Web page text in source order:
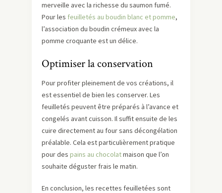
merveille avec la richesse du saumon fumé.
Pour les feuilletés au boudin blanc et pomme,
l’association du boudin crémeux avec la
pomme croquante est un délice.
Optimiser la conservation
Pour profiter pleinement de vos créations, il
est essentiel de bien les conserver. Les
feuilletés peuvent être préparés à l’avance et
congelés avant cuisson. Il suffit ensuite de les
cuire directement au four sans décongélation
préalable. Cela est particulièrement pratique
pour des pains au chocolatmaison que l’on
souhaite déguster frais le matin.
En conclusion, les recettes feuilletées sont